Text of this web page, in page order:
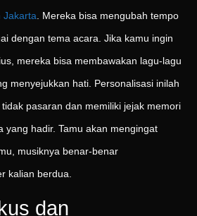
Jakarta . Mereka bisa mengubah tempo
dengan tema acara. Jika kamu ingin
mereka bisa membawakan lagu-lagu
menyejukkan hati. Personalisasi inilah
pasaran dan memiliki jejak memori
yang hadir. Tamu akan mengingat
musiknya benar-benar
kalian berdua.
dan